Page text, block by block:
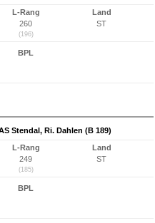
L-Rang
260
(196)
Land
ST
BPL
Stendal, Ri. Dahlen (B 189)
L-Rang
249
(185)
Land
ST
BPL